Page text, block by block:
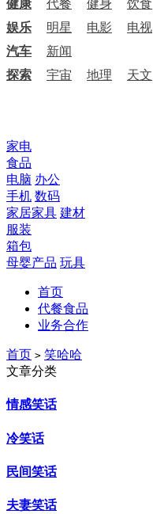
健康 代餐 健身 饮食
娱乐
明星 电影 电视
汽车
新闻
探索
宇宙 地理 天文
家电
食品
电脑 办公
手机 数码
家居家具 建材
服装
箱包
母婴产品 玩具
首页
代餐食品
业务合作
首页 > 笑哈哈
文章分类
情感笑话
冷笑话
民间笑话
夫妻笑话